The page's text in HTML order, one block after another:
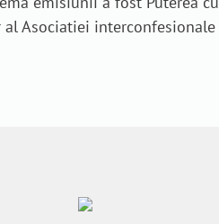
Asociatiei